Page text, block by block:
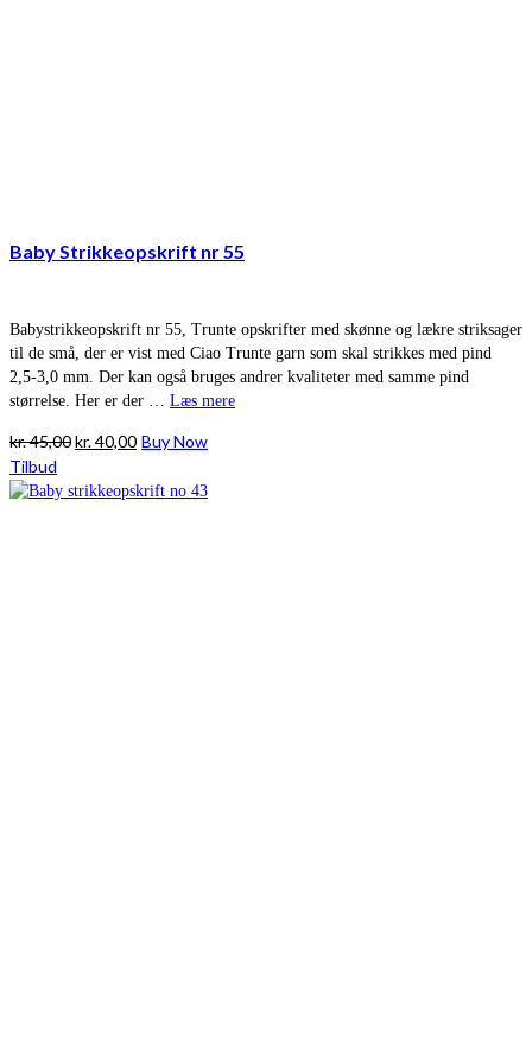
Baby Strikkeopskrift nr 55
Babystrikkeopskrift nr 55, Trunte opskrifter med skønne og lækre striksager
til de små, der er vist med Ciao Trunte garn som skal strikkes med pind
2,5-3,0 mm. Der kan også bruges andrer kvaliteter med samme pind
størrelse. Her er der … Læs mere
kr.45,00Den
pris
kr.40,00Den
pris
Buy Now
Tilbud